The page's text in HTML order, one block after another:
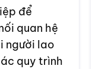
để
quan hệ
người lao
quy trình